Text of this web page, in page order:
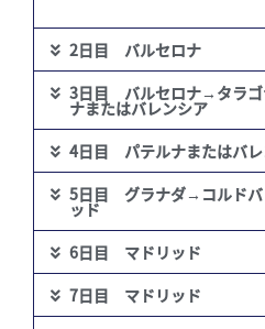
2日目 バルセロナ
3日目 バルセロナ→タラ
ナまたはバレンシア
4日目 パテルナまたはバ
5日目 グラナダ→コルド
ッド
6日目 マドリッド
7日目 マドリッド